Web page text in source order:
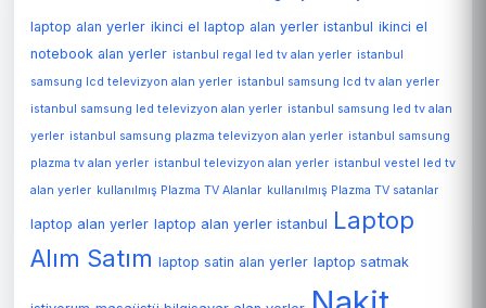
laptop alan yerler ikinci el laptop alan yerler istanbul ikinci el
notebook alan yerler istanbul regal led tv alan yerler istanbul
samsung lcd televizyon alan yerler istanbul samsung lcd tv alan yerler
istanbul samsung led televizyon alan yerler istanbul samsung led tv alan
yerler istanbul samsung plazma televizyon alan yerler istanbul samsung
plazma tv alan yerler istanbul televizyon alan yerler istanbul vestel led tv
alan yerler kullanılmış Plazma TV Alanlar kullanılmış Plazma TV satanlar
laptop alan yerler laptop alan yerler istanbul Laptop
Alım Satım laptop satin alan yerler laptop satmak